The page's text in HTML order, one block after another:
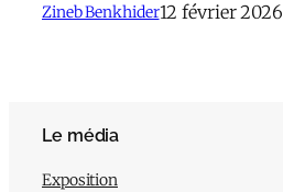
Zineb Benkhider12 février 2026
Le média
Exposition